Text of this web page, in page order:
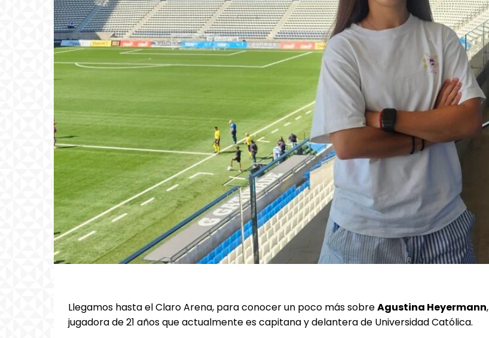
Llegamos hasta el Claro Arena, para conocer un poco más sobreAgustina Heyermann,
jugadora de 21 años que actualmente es capitana y delantera de Universidad Católica.